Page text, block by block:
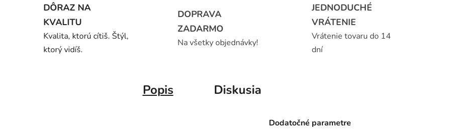
DÔRAZ NA
KVALITU
Kvalita, ktorú cítiš. Štýl,
ktorý vidíš.
DOPRAVA
ZADARMO
Na všetky objednávky!
JEDNODUCHÉ
VRÁTENIE
Vrátenie tovaru do 14
dní
Popis Diskusia
Dodatočné parametre